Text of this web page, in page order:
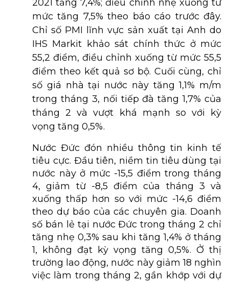
2021 tăng 7,4%; điều chỉnh nhẹ xuống từ
mức tăng 7,5% theo báo cáo trước đây.
Chỉ số PMI lĩnh vực sản xuất tại Anh do
IHS Markit khảo sát chính thức ở mức
55,2 điểm, điều chỉnh xuống từ mức 55,5
điểm theo kết quả sơ bộ. Cuối cùng, chỉ
số giá nhà tại nước này tăng 1,1% m/m
trong tháng 3, nối tiếp đà tăng 1,7% của
tháng 2 và vượt khá mạnh so với kỳ
vọng tăng 0,5%.
Nước Đức đón nhiều thông tin kinh tế
tiêu cực. Đầu tiên, niềm tin tiêu dùng tại
nước này ở mức -15,5 điểm trong tháng
4, giảm từ -8,5 điểm của tháng 3 và
xuống thấp hơn so với mức -14,6 điểm
theo dự báo của các chuyên gia. Doanh
số bán lẻ tại nước Đức trong tháng 2 chỉ
tăng nhẹ 0,3% sau khi tăng 1,4% ở tháng
1, không đạt kỳ vọng tăng 0,5%. Ở thị
trường lao động, nước này giảm 18 nghìn
việc làm trong tháng 2, gần khớp với dự